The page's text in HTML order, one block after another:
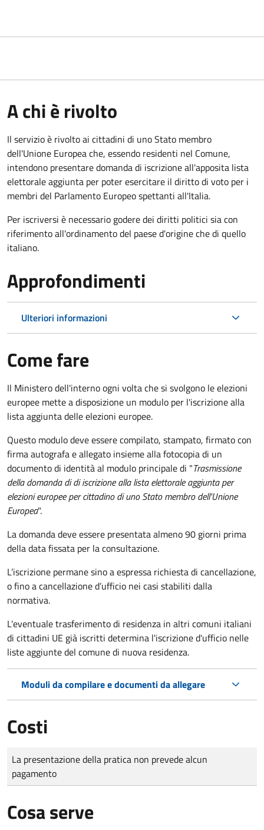
A chi è rivolto
Il servizio è rivolto ai cittadini di uno Stato membro
dell'Unione Europea che, essendo residenti nel Comune,
intendono presentare domanda di iscrizione all'apposita lista
elettorale aggiunta per poter esercitare il diritto di voto per i
membri del Parlamento Europeo spettanti all'Italia.
Per iscriversi è necessario godere dei diritti politici sia con
riferimento all'ordinamento del paese d'origine che di quello
italiano.
Approfondimenti
Ulteriori informazioni
Come fare
Il Ministero dell'interno ogni volta che si svolgono le elezioni
europee mette a disposizione un modulo per l'iscrizione alla
lista aggiunta delle elezioni europee.
Questo modulo deve essere compilato, stampato, firmato con
firma autografa e allegato insieme alla fotocopia di un
documento di identità al modulo principale di "Trasmissione
della domanda di di iscrizione alla lista elettorale aggiunta per
elezioni europee per cittadino di uno Stato membro dell'Unione
Europea".
La domanda deve essere presentata almeno 90 giorni prima
della data fissata per la consultazione.
L’iscrizione permane sino a espressa richiesta di cancellazione,
o fino a cancellazione d’ufficio nei casi stabiliti dalla
normativa.
L'eventuale trasferimento di residenza in altri comuni italiani
di cittadini UE già iscritti determina l'iscrizione d'ufficio nelle
liste aggiunte del comune di nuova residenza.
Moduli da compilare e documenti da allegare
Costi
Tipo di pagamento
Importo
La presentazione della pratica non prevede alcun
pagamento
Cosa serve